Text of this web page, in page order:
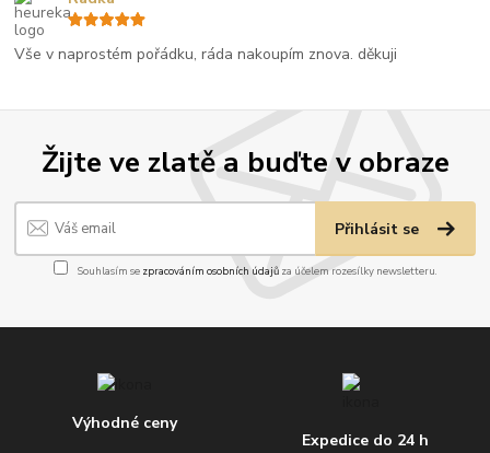
Žijte ve zlatě a buďte v obraze
Přihlásit se
Souhlasím se zpracováním osobních údajůza účelem rozesílky newsletteru.
Výhodné ceny
Expedice do 24 h
Vše v naprostém pořádku, ráda nakoupím znova. děkuji